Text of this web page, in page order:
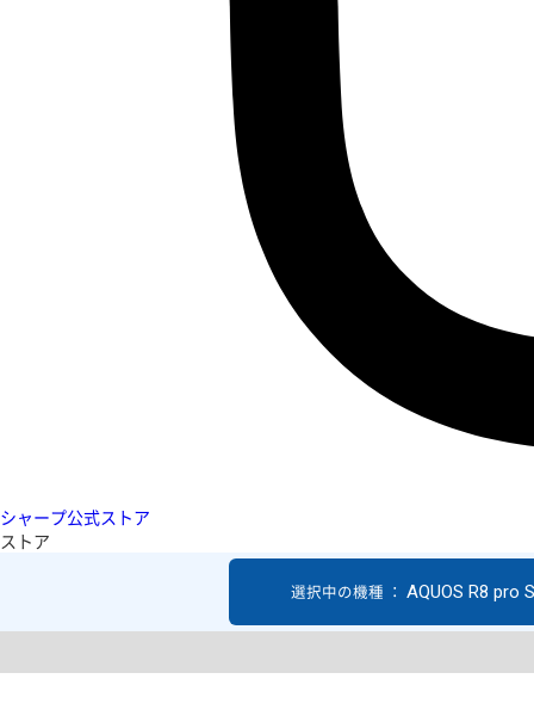
シャープ公式ストア
ストア
選択中の機種 ： AQUOS R8 pro